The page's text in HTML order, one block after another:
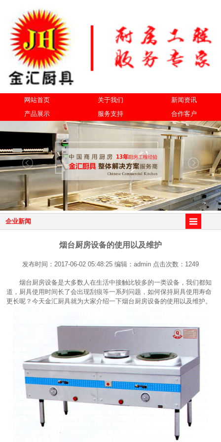
网站首页 关于我们
新闻资讯
产品展示
服务支持 合作客户
企业新闻
烟台厨房设备的使用以及维护
发布时间：2017-06-02 05:48:25 编辑：admin 点击次数：1249
烟台厨房设备是大多数人在生活中接触比较多的一类设备，我们都知
道，厨具使用时间长了会出现刮痕等一系列问题，如何保持厨具使用寿命
更长呢？今天金汇厨具就为大家介绍一下烟台厨房设备的使用以及维护。